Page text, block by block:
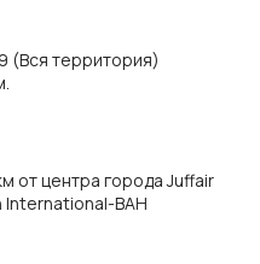
(Вся территория)
от центра города Juffair
International-BAH